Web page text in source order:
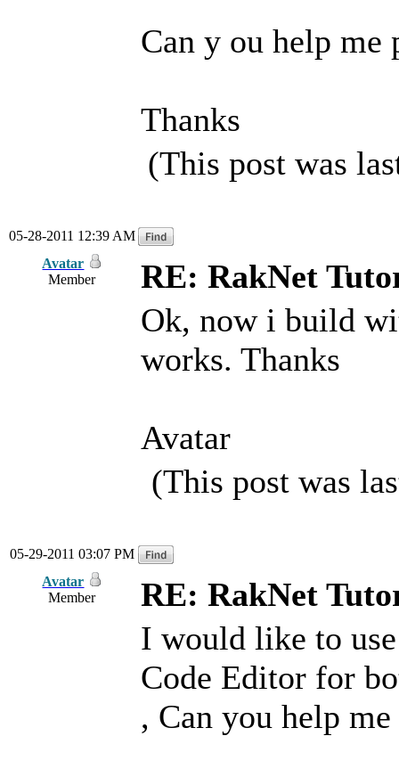
Can y ou help me
Thanks
(This post was
05-28-2011 12:39 AM
Avatar
Member
RE: RakNet
Ok, now i build
works. Thanks
Avatar
(This post was
05-29-2011 03:07 PM
Avatar
Member
RE: RakNet
I would like to
Code Editor for
, Can you help me